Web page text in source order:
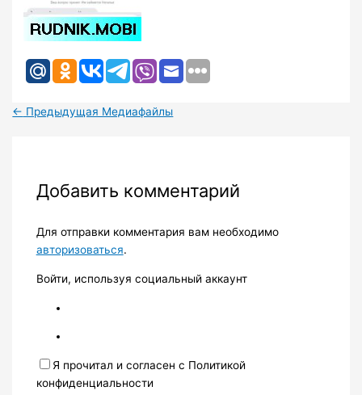
← Предыдущая Медиафайлы
Добавить комментарий
Для отправки комментария вам необходимо
авторизоваться.
Войти, используя социальный аккаунт
Я прочитал и согласен с Политикой
конфиденциальности